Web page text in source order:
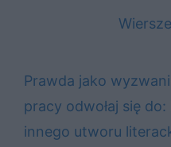
Prawda jako
pracy odwołaj się
innego utworu